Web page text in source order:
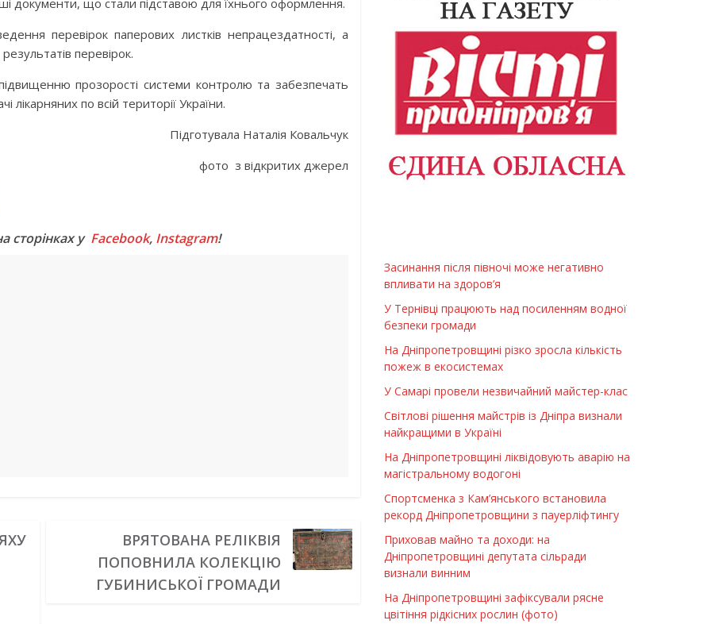
документи, що стали підставою для їхнього оформлення.
перевірок паперових листків непрацездатності, а
перевірок.
прозорості системи контролю та забезпечать
лікарняних по всій території України.
Підготувала Наталія Ковальчук
фото з відкритих джерел
сторінках у Facebook, Instagram!
ВРЯТОВАНА РЕЛІКВІЯ
ПОПОВНИЛА КОЛЕКЦІЮ
ГУБИНИСЬКОЇ ГРОМАДИ
Засинання після півночі може негативно
впливати на здоров’я
У Тернівці працюють над посиленням водної
безпеки громади
На Дніпропетровщині різко зросла кількість
пожеж в екосистемах
У Самарі провели незвичайний майстер-клас
Світлові рішення майстрів із Дніпра визнали
найкращими в Україні
На Дніпропетровщині ліквідовують аварію на
магістральному водогоні
Спортсменка з Кам’янського встановила
рекорд Дніпропетровщини з пауерліфтингу
Приховав майно та доходи: на
Дніпропетровщині депутата сільради
визнали винним
На Дніпропетровщині зафіксували рясне
цвітіння рідкісних рослин (фото)